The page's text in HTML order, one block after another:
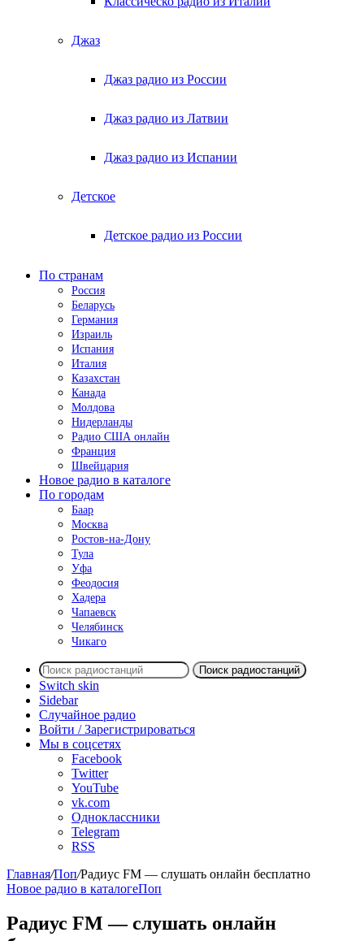
Джаз
Джаз радио из России
Джаз радио из Латвии
Джаз радио из Испании
Детское
Детское радио из России
По странам
Россия
Беларусь
Германия
Израиль
Испания
Италия
Казахстан
Канада
Молдова
Нидерланды
Радио США онлайн
Франция
Швейцария
Новое радио в каталоге
По городам
Баар
Москва
Ростов-на-Дону
Тула
Уфа
Феодосия
Хадера
Чапаевск
Челябинск
Чикаго
Поиск радиостанций
Switch skin
Sidebar
Случайное радио
Войти / Зарегистрироваться
Мы в соцсетях
Facebook
Twitter
YouTube
vk.com
Одноклассники
Telegram
RSS
Главная/Поп/Радиус FM — слушать онлайн бесплатно
Новое радио в каталогеПоп
Радиус FM — слушать онлайн